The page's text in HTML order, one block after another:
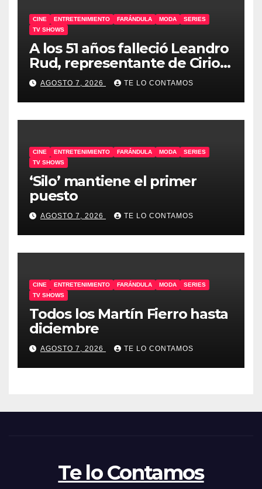
CINE ENTRETENIMIENTO FARÁNDULA MODA
SERIES
TV SHOWS
A los 51 años falleció Leandro
Rud, representante de Cirio,
Loly, Marengo y Maglietti
AGOSTO 7, 2026 TE LO CONTAMOS
CINE ENTRETENIMIENTO FARÁNDULA MODA
SERIES
TV SHOWS
‘Silo’ mantiene el primer
puesto
AGOSTO 7, 2026 TE LO CONTAMOS
CINE ENTRETENIMIENTO FARÁNDULA MODA
SERIES
TV SHOWS
Todos los Martín Fierro hasta
diciembre
AGOSTO 7, 2026 TE LO CONTAMOS
Te lo Contamos